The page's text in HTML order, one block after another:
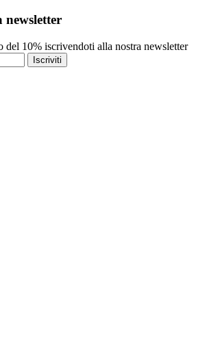
del 10% iscrivendoti alla nostra newsletter
Iscriviti